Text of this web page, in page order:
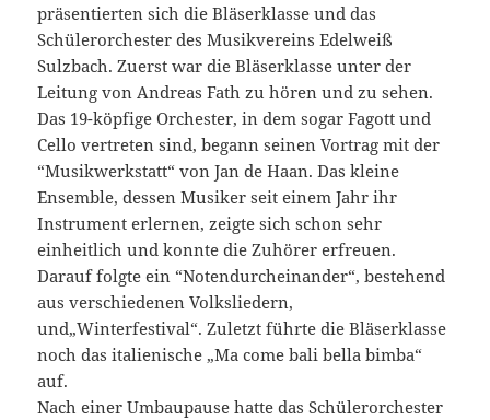
präsentierten sich die Bläserklasse und das
Schülerorchester des Musikvereins Edelweiß
Sulzbach. Zuerst war die Bläserklasse unter der
Leitung von Andreas Fath zu hören und zu sehen.
Das 19-köpfige Orchester, in dem sogar Fagott und
Cello vertreten sind, begann seinen Vortrag mit der
“Musikwerkstatt“ von Jan de Haan. Das kleine
Ensemble, dessen Musiker seit einem Jahr ihr
Instrument erlernen, zeigte sich schon sehr
einheitlich und konnte die Zuhörer erfreuen.
Darauf folgte ein “Notendurcheinander“, bestehend
aus verschiedenen Volksliedern,
und„Winterfestival“. Zuletzt führte die Bläserklasse
noch das italienische „Ma come bali bella bimba“
auf.
Nach einer Umbaupause hatte das Schülerorchester